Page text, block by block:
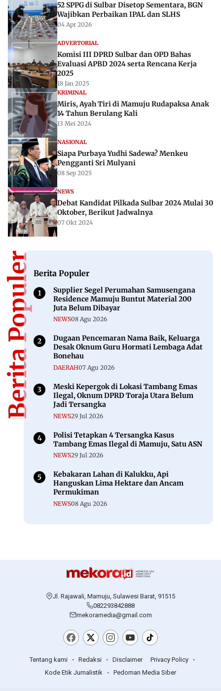
52 SPPG di Sulbar Disetop Sementara, BGN
Wajibkan Perbaikan IPAL dan SLHS
04 Apr 2026
ADVERTORIAL
Komisi III DPRD Sulbar dan OPD Bahas
Evaluasi APBD 2024 serta Rencana Kerja
2025
18 Jan 2025
KRIMINAL
Miris, Ayah Tiri di Mamuju Rudapaksa Anak
14 Tahun Berulang Kali
13 Mei 2024
NASIONAL
Siapa Purbaya Yudhi Sadewa? Menkeu
Pengganti Sri Mulyani
08 Sep 2025
NEWS
Debat Kandidat Pilkada Sulbar 2024 Mulai 30
Oktober, Berikut Jadwalnya
07 Okt 2024
Berita PopulerBerita Populer
Supplier Segel Perumahan Samusengana
Residence Mamuju Buntut Material 200
Juta Belum Dibayar
NEWS08 Agu 2026
Dugaan Pencemaran Nama Baik, Keluarga
Desak Oknum Guru Hormati Lembaga Adat
Bonehau
DAERAH07 Agu 2026
Meski Kepergok di Lokasi Tambang Emas
Ilegal, Oknum DPRD Toraja Utara Belum
Jadi Tersangka
NEWS29 Jul 2026
Polisi Tetapkan 4 Tersangka Kasus
Tambang Emas Ilegal di Mamuju, Satu ASN
NEWS29 Jul 2026
Kebakaran Lahan di Kalukku, Api
Hanguskan Lima Hektare dan Ancam
Permukiman
NEWS08 Agu 2026
Jl. Rajawali, Mamuju, Sulawesi Barat, 91515
082293842888
mekoramedia@gmail.com
Tentang kami Redaksi Disclaimer
Privacy Policy
Kode Etik Jurnalistik
Pedoman Media Siber